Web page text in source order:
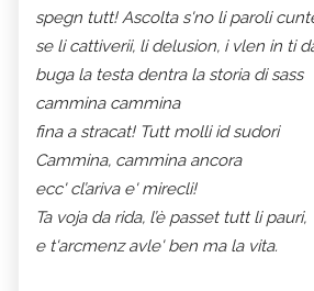
spegn tutt! Ascolta s'no li paroli
se li cattiverii, li delusion, i vlen in ti
buga la testa dentra la storia di sass
cammina cammina
fina a stracat! Tutt molli id sudori
Cammina, cammina ancora
ecc' cl’ariva e' mirecli!
Ta voja da rida, l’è passet tutt li pauri,
e t'arcmenz avle' ben ma la vita.